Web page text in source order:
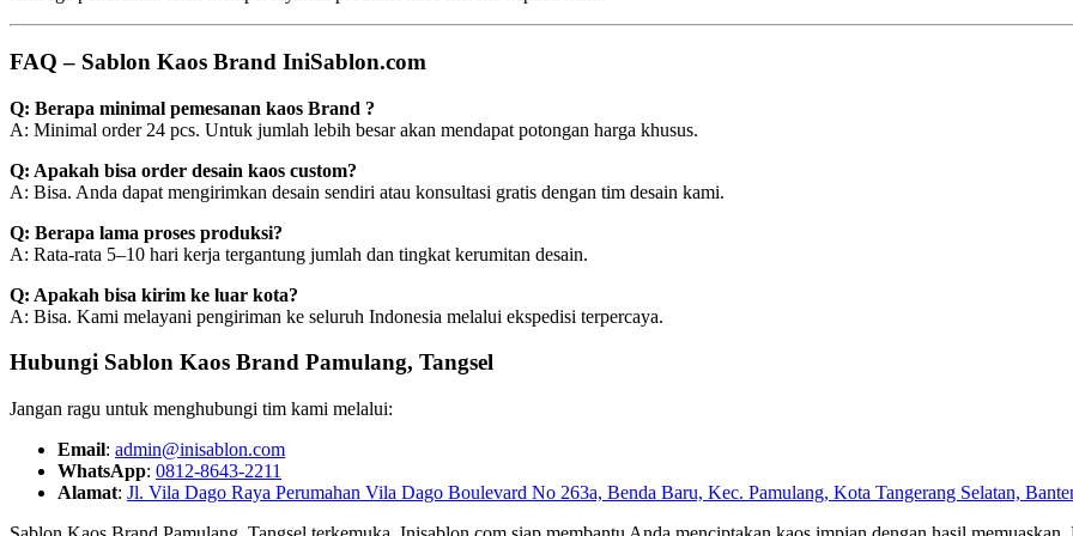
FAQ – Sablon Kaos Brand IniSablon.com
Q: Berapa minimal pemesanan kaos Brand ?
A: Minimal order 24 pcs. Untuk jumlah lebih besar akan mendapat potongan harga khusus.
Q: Apakah bisa order desain kaos custom?
A: Bisa. Anda dapat mengirimkan desain sendiri atau konsultasi gratis dengan tim desain kami.
Q: Berapa lama proses produksi?
A: Rata-rata 5–10 hari kerja tergantung jumlah dan tingkat kerumitan desain.
Q: Apakah bisa kirim ke luar kota?
A: Bisa. Kami melayani pengiriman ke seluruh Indonesia melalui ekspedisi terpercaya.
Hubungi Sablon Kaos Brand Pamulang, Tangsel
Jangan ragu untuk menghubungi tim kami melalui:
Email: admin@inisablon.com
WhatsApp: 0812-8643-2211
Alamat: Jl. Vila Dago Raya Perumahan Vila Dago Boulevard No 263a, Benda Baru, Kec. Pamulang, Kota Tangerang Selatan,